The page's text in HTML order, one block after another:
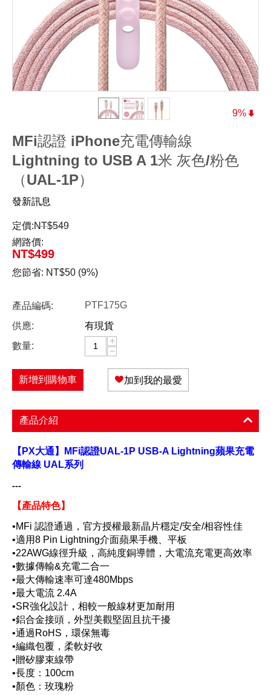
9%
MFi認證 iPhone充電傳輸線
Lightning to USB A 1米 灰色/粉色
（UAL-1P）
發新訊息
定價:NT$549
網路價:
NT$499
您節省: NT$50 (9%)
產品編碼:
PTF175G
供應:
有現貨
數量:
+
−
新增到購物車 加到我的最愛
產品介紹
【PX大通】MFi認證UAL-1P USB-A Lightning蘋果充電
傳輸線 UAL系列
---
【產品特色】
•MFi 認證通過，官方授權最新晶片穩定/安全/相容性佳
•適用8 Pin Lightning介面蘋果手機、平板
•22AWG線徑升級，高純度銅導體，大電流充電更高效率
•數據傳輸&充電二合一
•最大傳輸速率可達480Mbps
•最大電流 2.4A
•SR強化設計，相較一般線材更加耐用
•鋁合金接頭，外型美觀堅固且抗干擾
•通過RoHS，環保無毒
•編織包覆，柔軟好收
•贈矽膠束線帶
•長度：100cm
•顏色：玫瑰粉